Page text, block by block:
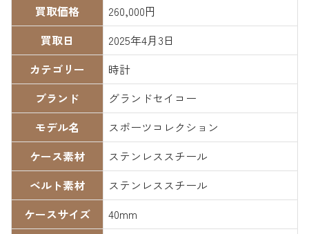
買取価格
260,000円
買取日
2025年4月3日
カテゴリー
時計
ブランド
グランドセイコー
モデル名
スポーツコレクション
ケース素材
ステンレススチール
ベルト素材
ステンレススチール
ケースサイズ
40mm